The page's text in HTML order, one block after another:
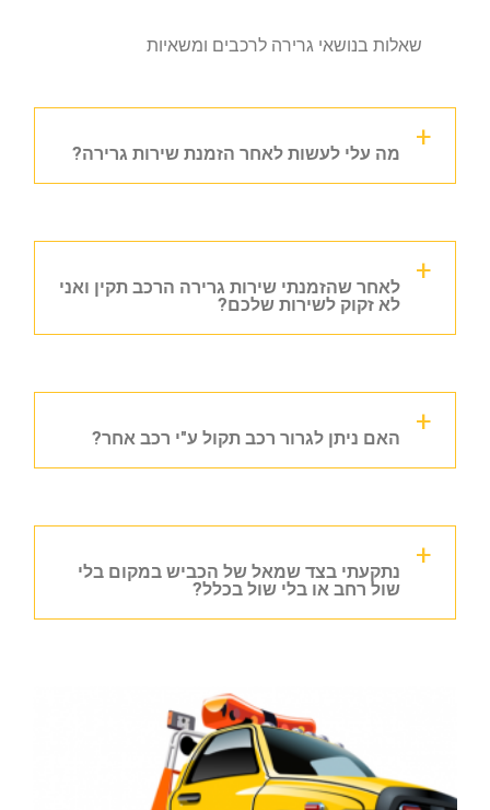
שאלות בנושאי גרירה לרכבים ומשאיות
מה עלי לעשות לאחר הזמנת שירות גרירה?
לאחר שהזמנתי שירות גרירה הרכב תקין ואני
לא זקוק לשירות שלכם?
האם ניתן לגרור רכב תקול ע"י רכב אחר?
נתקעתי בצד שמאל של הכביש במקום בלי
שול רחב או בלי שול בכלל?